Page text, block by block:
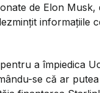
de Elon
informațiile
a împiedica
se că ar